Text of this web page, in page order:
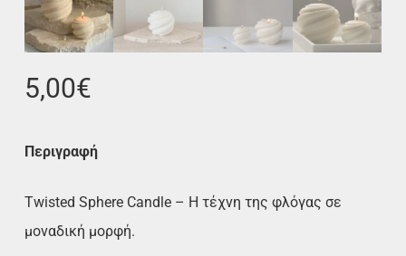
5,00€
Περιγραφή
Twisted Sphere Candle – Η τέχνη της φλόγας σε
μοναδική μορφή.